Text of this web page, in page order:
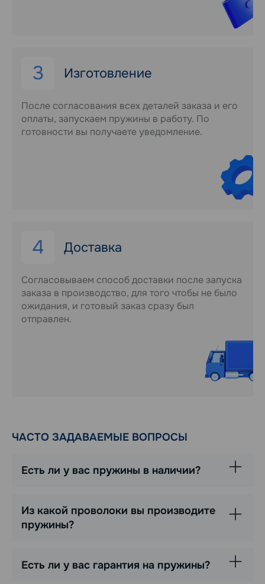
3 Изготовление
После согласования всех деталей заказа и его
оплаты, запускаем пружины в работу. По
готовности вы получаете уведомление.
4 Доставка
Согласовываем способ доставки после запуска
заказа в производство, для того чтобы не было
ожидания, и готовый заказ сразу был
отправлен.
ЧАСТО ЗАДАВАЕМЫЕ ВОПРОСЫ
Есть ли у вас пружины в наличии?
Из какой проволоки вы производите
пружины?
Есть ли у вас гарантия на пружины?